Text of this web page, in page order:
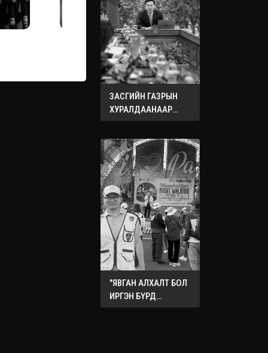
ЗАСГИЙН ГАЗРЫН
ХУРАЛДААНААР
ХЭЛЭЛЦЭЖ БУЙ
"ЯВГАН АЛХАЛТ БОЛ
ИРГЭН БҮРД
ХҮРТЭЭМЖТЭЙ